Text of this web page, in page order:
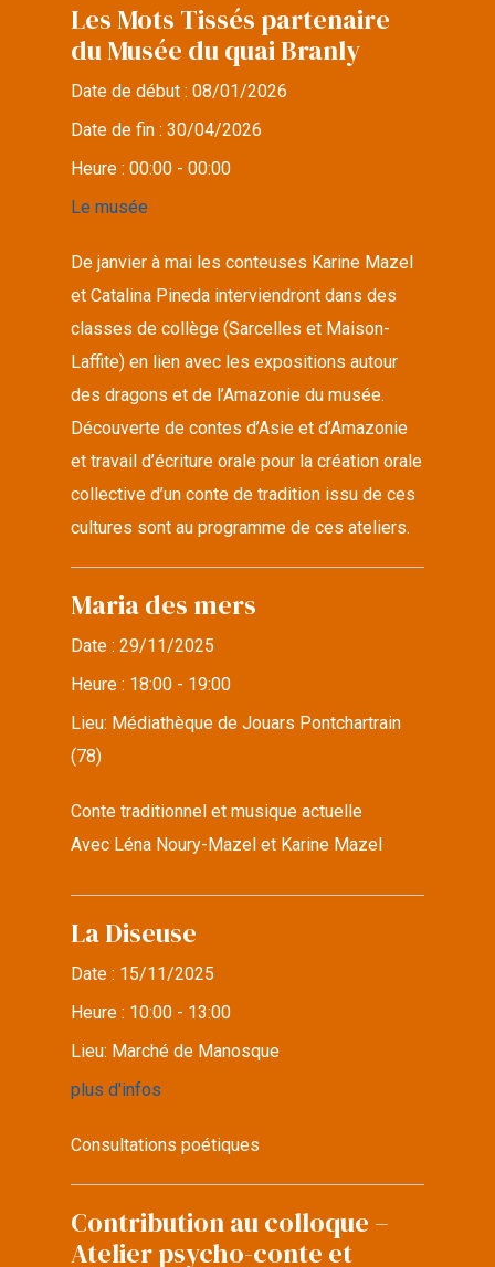
Les Mots Tissés partenaire
du Musée du quai Branly
Date de début :08/01/2026
Date de fin :30/04/2026
Heure :00:00 - 00:00
Le musée
De janvier à mai les conteuses Karine Mazel
et Catalina Pineda interviendront dans des
classes de collège (Sarcelles et Maison-
Laffite) en lien avec les expositions autour
des dragons et de l’Amazonie du musée.
Découverte de contes d’Asie et d’Amazonie
et travail d’écriture orale pour la création orale
collective d’un conte de tradition issu de ces
cultures sont au programme de ces ateliers.
Maria des mers
Date :29/11/2025
Heure : 18:00 - 19:00
Lieu: Médiathèque de Jouars Pontchartrain
(78)
Conte traditionnel et musique actuelle
Avec Léna Noury-Mazel et Karine Mazel
La Diseuse
Date : 15/11/2025
Heure : 10:00 - 13:00
Lieu: Marché de Manosque
plus d'infos
Consultations poétiques
Contribution au colloque –
Atelier psycho-conte et